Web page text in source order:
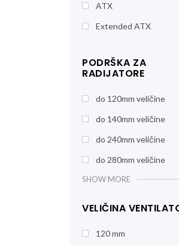
ATX
Extended ATX
PODRŠKA ZA
RADIJATORE
do 120mm veličine
do 140mm veličine
do 240mm veličine
do 280mm veličine
SHOW MORE
VELIČINA
120 mm